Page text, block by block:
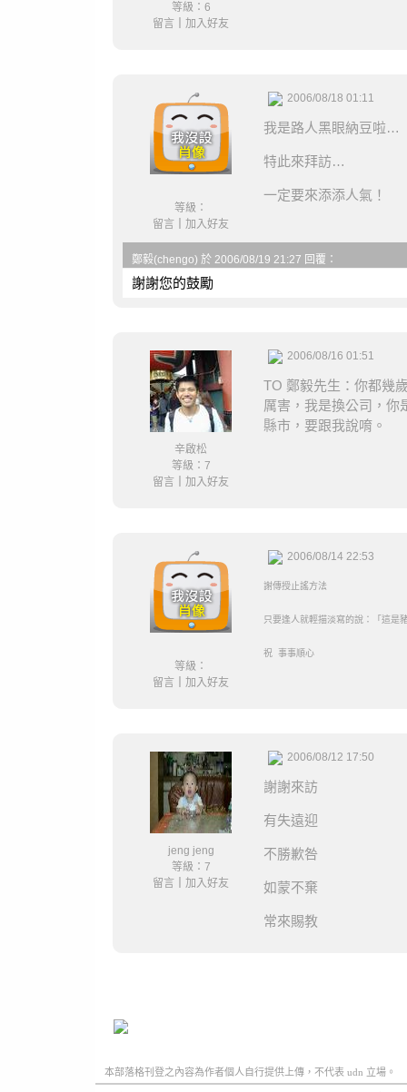
等級：6
留言
加入好友
等級：
留言
加入好友
2006/08/18 01:11
我是路人黑眼納豆啦…
特此來拜訪…
一定要來添添人氣！
鄭毅(chengo) 於 2006/08/19 21:27 回覆：
謝謝您的鼓勵
辛啟松
等級：7
留言
加入好友
2006/08/16 01:51
TO 鄭毅先生：你都幾
厲害，我是換公司，你
縣市，要跟我說唷。
等級：
留言
加入好友
2006/08/14 22:53
謝傳授止謠方法
只要逢人就輕描淡寫的說：「這是
祝 事事順心
jeng jeng
等級：7
留言
加入好友
2006/08/12 17:50
謝謝來訪
有失遠迎
不勝歉咎
如蒙不棄
常來賜教
本部落格刊登之內容為作者個人自行提供上傳，不代表 udn 立場。